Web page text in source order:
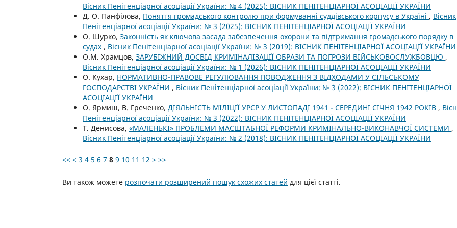
Вісник Пенітенціарної асоціації України: № 4 (2025): ВІСНИК ПЕНІТЕНЦІАРНОЇ АСОЦІАЦІЇ УКРАЇНИ
Д. О. Панфілова, Поняття громадського контролю при формуванні суддівського корпусу в Україні , Вісник
Пенітенціарної асоціації України: № 3 (2025): ВІСНИК ПЕНІТЕНЦІАРНОЇ АСОЦІАЦІЇ УКРАЇНИ
О. Шурко, Законність як ключова засада забезпечення охорони та підтримання громадського порядку в
судах , Вісник Пенітенціарної асоціації України: № 3 (2019): ВІСНИК ПЕНІТЕНЦІАРНОЇ АСОЦІАЦІЇ УКРАЇНИ
О.М. Храмцов, ЗАРУБІЖНИЙ ДОСВІД КРИМІНАЛІЗАЦІЇ ОБРАЗИ ТА ПОГРОЗИ ВІЙСЬКОВОСЛУЖБОВЦЮ ,
Вісник Пенітенціарної асоціації України: № 1 (2026): ВІСНИК ПЕНІТЕНЦІАРНОЇ АСОЦІАЦІЇ УКРАЇНИ
О. Кухар, НОРМАТИВНО-ПРАВОВЕ РЕГУЛЮВАННЯ ПОВОДЖЕННЯ З ВІДХОДАМИ У СІЛЬСЬКОМУ
ГОСПОДАРСТВІ УКРАЇНИ , Вісник Пенітенціарної асоціації України: № 3 (2022): ВІСНИК ПЕНІТЕНЦІАРНОЇ
АСОЦІАЦІЇ УКРАЇНИ
О. Ярмиш, В. Греченко, ДІЯЛЬНІСТЬ МІЛІЦІЇ УРСР У ЛИСТОПАДІ 1941 - СЕРЕДИНІ СІЧНЯ 1942 РОКІВ ,
Пенітенціарної асоціації України: № 3 (2022): ВІСНИК ПЕНІТЕНЦІАРНОЇ АСОЦІАЦІЇ УКРАЇНИ
Т. Денисова, «МАЛЕНЬКІ» ПРОБЛЕМИ МАСШТАБНОЇ РЕФОРМИ КРИМІНАЛЬНО-ВИКОНАВЧОЇ СИСТЕМИ ,
Вісник Пенітенціарної асоціації України: № 2 (2018): ВІСНИК ПЕНІТЕНЦІАРНОЇ АСОЦІАЦІЇ УКРАЇНИ
<< < 3 4 5 6 7 8 9 10 11 12 > >>
Ви також можете розпочати розширений пошук схожих статей для цієї статті.